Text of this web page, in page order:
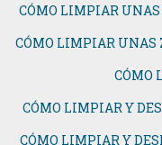
CÓMO LIMPIAR
CÓMO LIMPIAR UNAS
CÓMO
CÓMO LIMPIAR Y
CÓMO LIMPIAR Y